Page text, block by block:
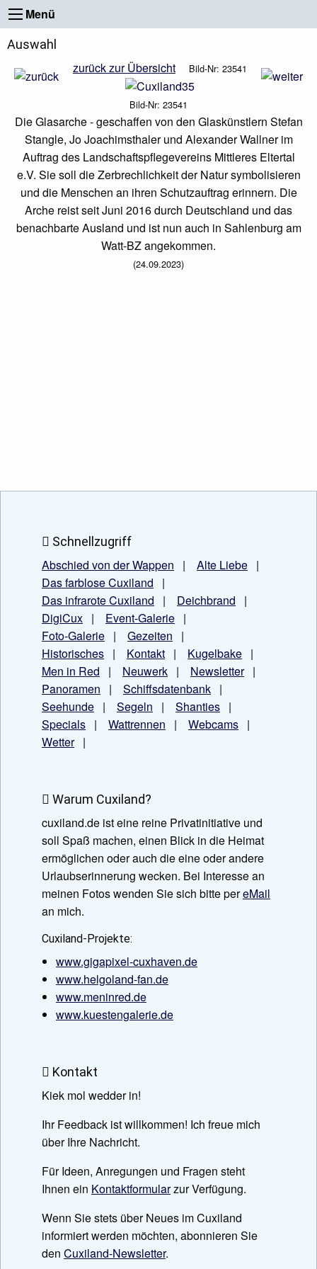
Menü
Auswahl
zurück zur Übersicht Bild-Nr: 23541
Bild-Nr: 23541
Die Glasarche - geschaffen von den Glaskünstlern Stefan
Stangle, Jo Joachimsthaler und Alexander Wallner im
Auftrag des Landschaftspflegevereins Mittleres Eltertal
e.V. Sie soll die Zerbrechlichkeit der Natur symbolisieren
und die Menschen an ihren Schutzauftrag erinnern. Die
Arche reist seit Juni 2016 durch Deutschland und das
benachbarte Ausland und ist nun auch in Sahlenburg am
Watt-BZ angekommen.
(24.09.2023)
Schnellzugriff
Abschied von der Wappen | Alte Liebe |
Das farblose Cuxiland |
Das infrarote Cuxiland | Deichbrand |
DigiCux | Event-Galerie |
Foto-Galerie | Gezeiten |
Historisches | Kontakt | Kugelbake |
Men in Red | Neuwerk | Newsletter|
Panoramen | Schiffsdatenbank |
Seehunde | Segeln | Shanties |
Specials | Wattrennen | Webcams |
Wetter|
Warum Cuxiland?
cuxiland.de ist eine reine Privatinitiative und
soll Spaß machen, einen Blick in die Heimat
ermöglichen oder auch die eine oder andere
Urlaubserinnerung wecken. Bei Interesse an
meinen Fotos wenden Sie sich bitte pereMail
an mich.
Cuxiland-Projekte:
www.gigapixel-cuxhaven.de
www.helgoland-fan.de
www.meninred.de
www.kuestengalerie.de
Kontakt
Kiek mol wedder in!
Ihr Feedback ist willkommen! Ich freue mich
über Ihre Nachricht.
Für Ideen, Anregungen und Fragen steht
Ihnen ein Kontaktformularzur Verfügung.
Wenn Sie stets über Neues im Cuxiland
informiert werden möchten, abonnieren Sie
den Cuxiland-Newsletter.